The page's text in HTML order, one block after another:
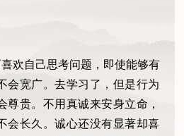
欢自己思考问题，即使能够有
会宽广。去学习了，但是行为
尊贵。不用真诚来安身立命，
会长久。诚心还没有显著却喜